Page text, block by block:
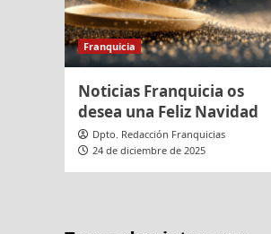
Franquicia
Noticias Franquicia os
desea una Feliz Navidad
Dpto. Redacción Franquicias
24 de diciembre de 2025